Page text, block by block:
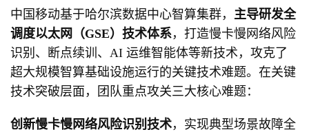
中国移动基于哈尔滨数据中心智算集群， 主导研发全
调度以太网（GSE）技术体系，打造慢卡慢网络风险
识别、断点续训、AI 运维智能体等新技术，攻克了
超大规模智算基础设施运行的关键技术难题。在关键
技术突破层面，团队重点攻关三大核心难题：
创新慢卡慢网络风险识别技术，实现典型场景故障全